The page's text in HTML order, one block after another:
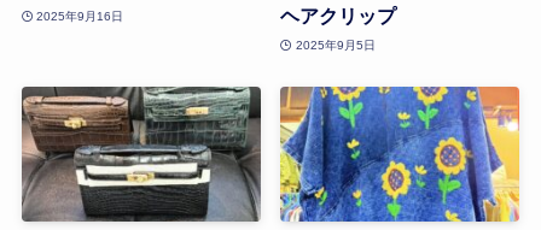
2025年9月16日
ヘアクリップ
2025年9月5日